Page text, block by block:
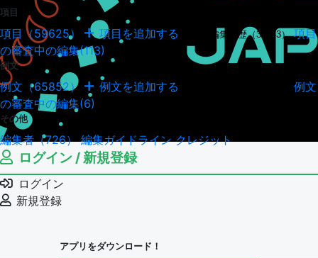
項目
項目（59625） 項目を追加する 項目の編集履歴（34943） 項目
の審査中の編集(113)
例文
例文（65852） 例文を追加する
例文
の審査中の編集(6)
その他
編集者（726）編集ガイドラインクレジット
ログイン / 新規登録
ログイン
新規登録
アプリをダウンロード！